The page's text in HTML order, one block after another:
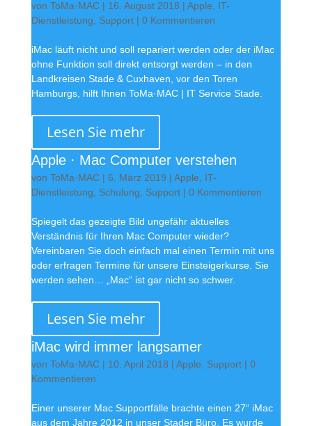
von ToMa·MAC| 16. August 2018 | Apple
IT-
Dienstleistung
Support| 0 Kommentieren
iMac läuft nicht und soll repariert werden oder der iMac
ohne Funktion soll direkt entsorgt werden – in den
Landkreisen Stade & Cuxhaven, vor den Toren
Hamburgs, hilft Ihnen ToMa·MAC | IT Service Stade.
Lesen Sie mehr
Apple · Mac Computer verstehen
von ToMa·MAC| 6. März 2019 | Apple
IT-
Dienstleistung
Schulung Support| 0 Kommentieren
Spiegelt das gezeigte Bild ungefähr aktuelles
Verständnis für Ihren Mac Computer wieder?
Vereinbaren Sie doch einfach mal einen Termin mit uns
oder erfragen Termine für unsere Einsteigerkurse. Sie
werden sehen… „Mac“ ist gar nicht so schwer.
Lesen Sie mehr
iMac wird immer langsamer
von ToMa·MAC| 10. April 2018 | Apple Support| 0
Kommentieren
Einer unserer Mac Supportfälle brachte einen 27“ iMac
aus dem Jahre 2012 in unser Stader Büro. Es wurde